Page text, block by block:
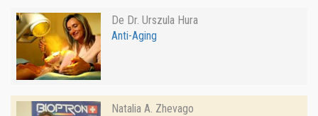
De Dr. Urszula Hura
Anti-Aging
Natalia A. Zhevago